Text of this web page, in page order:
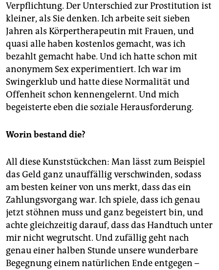
Verpflichtung. Der Unterschied zur Prostitution ist
kleiner, als Sie denken. Ich arbeite seit sieben
Jahren als Körpertherapeutin mit Frauen, und
quasi alle haben kostenlos gemacht, was ich
bezahlt gemacht habe. Und ich hatte schon mit
anonymem Sex experimentiert. Ich war im
Swingerklub und hatte diese Normalität und
Offenheit schon kennengelernt. Und mich
begeisterte eben die soziale Herausforderung.
Worin bestand die?
All diese Kunststückchen: Man lässt zum Beispiel
das Geld ganz unauffällig verschwinden, sodass
am besten keiner von uns merkt, dass das ein
Zahlungsvorgang war. Ich spiele, dass ich genau
jetzt stöhnen muss und ganz begeistert bin, und
achte gleichzeitig da­rauf, dass das Handtuch unter
mir nicht wegrutscht. Und zufällig geht nach
genau einer halben Stunde unsere wunderbare
Begegnung einem natürlichen Ende entgegen –